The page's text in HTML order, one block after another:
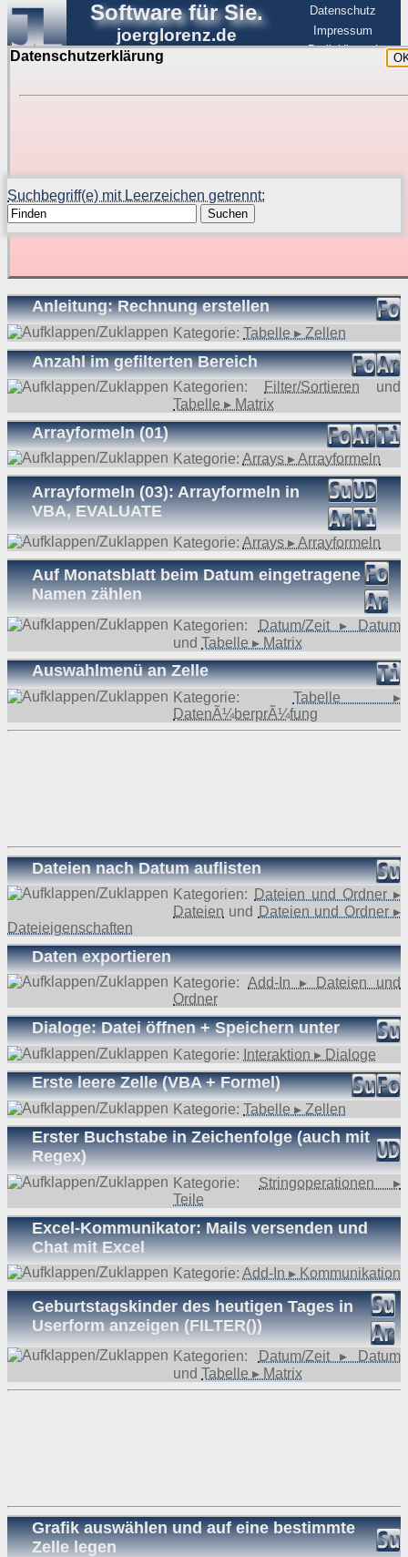
Datenschutzerklärung
Software für Sie.
joerglorenz.de
Datenschutz
Impressum
BerlinHimmel
Suchbegriff(e) mit Leerzeichen getrennt:
Suchen
Anleitung: Rechnung erstellen
Kategorie: Tabelle ▸ Zellen
Anzahl im gefilterten Bereich
Kategorien: Filter/Sortieren und
Tabelle ▸ Matrix
Arrayformeln (01)
Kategorie: Arrays ▸ Arrayformeln
Arrayformeln (03): Arrayformeln in
VBA, EVALUATE
Kategorie: Arrays ▸ Arrayformeln
Auf Monatsblatt beim Datum eingetragene
Namen zählen
Kategorien:
Datum/Zeit ▸ Datum
und Tabelle ▸ Matrix
Auswahlmenü an Zelle
Kategorie: Tabelle ▸
DatenÃ¼berprÃ¼fung
Dateien nach Datum auflisten
Kategorien:
Dateien und Ordner ▸
Dateien und
Dateien und Ordner ▸
Dateieigenschaften
Daten exportieren
Kategorie: Add-In ▸ Dateien und
Ordner
Dialoge: Datei öffnen + Speichern unter
Kategorie: Interaktion ▸ Dialoge
Erste leere Zelle (VBA + Formel)
Kategorie: Tabelle ▸ Zellen
Erster Buchstabe in Zeichenfolge (auch mit
Regex)
Kategorie: Stringoperationen ▸
Teile
Excel-Kommunikator: Mails versenden und
Chat mit Excel
Kategorie: Add-In ▸ Kommunikation
Geburtstagskinder des heutigen Tages in
Userform anzeigen (FILTER())
Kategorien:
Datum/Zeit ▸ Datum
und Tabelle ▸ Matrix
Grafik auswählen und auf eine bestimmte
Zelle legen